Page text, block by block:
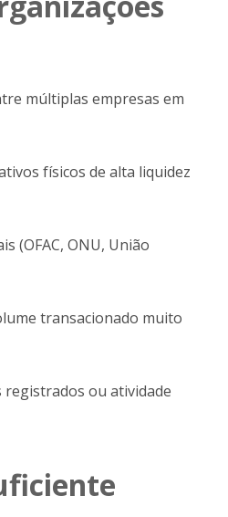
múltiplas empresas em
físicos de alta liquidez
(OFAC, ONU, União
transacionado muito
ou atividade